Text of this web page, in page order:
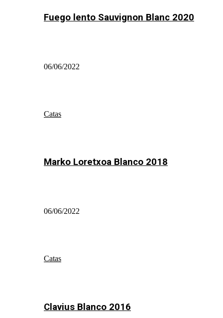
Fuego lento Sauvignon Blanc 2020
06/06/2022
Catas
Marko Loretxoa Blanco 2018
06/06/2022
Catas
Clavius Blanco 2016